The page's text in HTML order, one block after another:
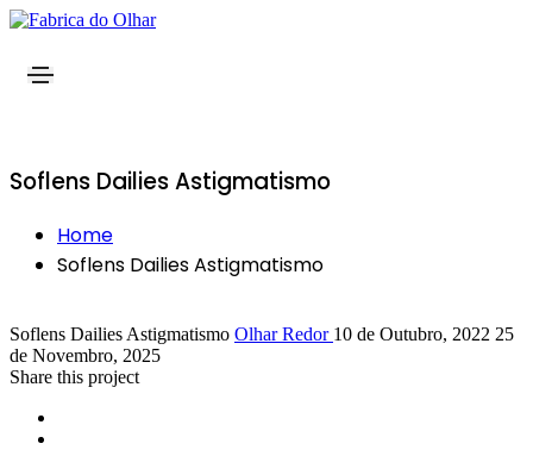
Soflens Dailies Astigmatismo
Home
Soflens Dailies Astigmatismo
Soflens Dailies Astigmatismo Olhar Redor 10 de Outubro, 2022 25
de Novembro, 2025
Share this project